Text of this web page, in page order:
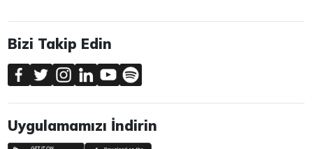
Bizi Takip Edin
Uygulamamızı İndirin